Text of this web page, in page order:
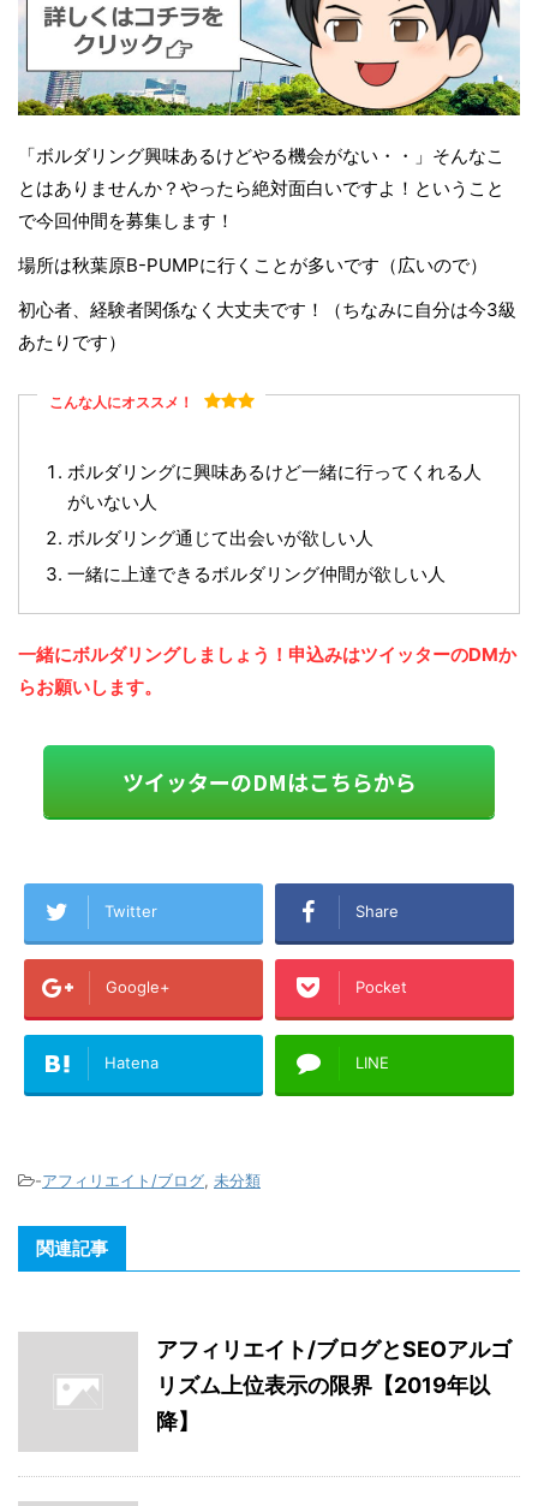
「ボルダリング興味あるけどやる機会がない・・」そんなこ
とはありませんか？やったら絶対面白いですよ！ということ
で今回仲間を募集します！
場所は秋葉原B-PUMPに行くことが多いです（広いので）
初心者、経験者関係なく大丈夫です！（ちなみに自分は今3級
あたりです）
こんな人にオススメ！
ボルダリングに興味あるけど一緒に行ってくれる人
がいない人
ボルダリング通じて出会いが欲しい人
一緒に上達できるボルダリング仲間が欲しい人
一緒にボルダリングしましょう！申込みはツイッターのDMか
らお願いします。
ツイッターのDMはこちらから
Twitter Share
Google+ Pocket
Hatena LINE
-アフィリエイト/ブログ, 未分類
関連記事
アフィリエイト/ブログとSEOアルゴ
リズム上位表示の限界【2019年以
降】